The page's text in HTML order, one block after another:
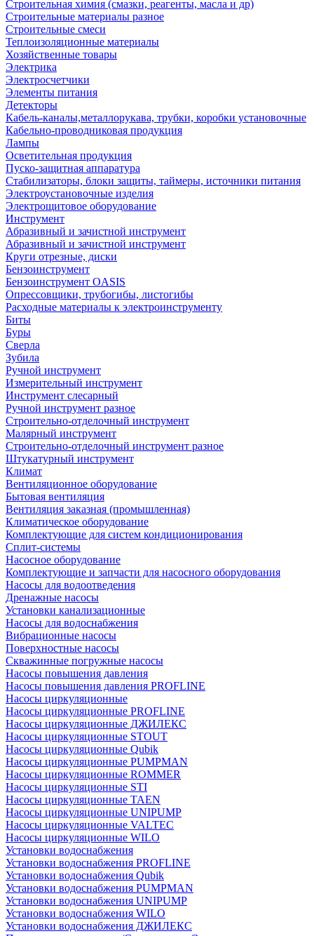
Строительная химия (смазки, реагенты, масла и др)
Строительные материалы разное
Строительные смеси
Теплоизоляционные материалы
Хозяйственные товары
Электрика
Электросчетчики
Элементы питания
Детекторы
Кабель-каналы,металлорукава, трубки, коробки установочные
Кабельно-проводниковая продукция
Лампы
Осветительная продукция
Пуско-защитная аппаратура
Стабилизаторы, блоки защиты, таймеры, источники питания
Электроустановочные изделия
Электрощитовое оборудование
Инструмент
Абразивный и зачистной инструмент
Абразивный и зачистной инструмент
Круги отрезные, диски
Бензоинструмент
Бензоинструмент OASIS
Опрессовщики, трубогибы, листогибы
Расходные материалы к электроинструменту
Биты
Буры
Сверла
Зубила
Ручной инструмент
Измерительный инструмент
Инструмент слесарный
Ручной инструмент разное
Строительно-отделочный инструмент
Малярный инструмент
Строительно-отделочный инструмент разное
Штукатурный инструмент
Климат
Вентиляционное оборудование
Бытовая вентиляция
Вентиляция заказная (промышленная)
Климатическое оборудование
Комплектующие для систем кондиционирования
Сплит-системы
Насосное оборудование
Комплектующие и запчасти для насосного оборудования
Насосы для водоотведения
Дренажные насосы
Установки канализационные
Насосы для водоснабжения
Вибрационные насосы
Поверхностные насосы
Скважинные погружные насосы
Насосы повышения давления
Насосы повышения давления PROFLINE
Насосы циркуляционные
Насосы циркуляционные PROFLINE
Насосы циркуляционные ДЖИЛЕКС
Насосы циркуляционные STOUT
Насосы циркуляционные Qubik
Насосы циркуляционные PUMPMAN
Насосы циркуляционные ROMMER
Насосы циркуляционные STI
Насосы циркуляционные TAEN
Насосы циркуляционные UNIPUMP
Насосы циркуляционные VALTEC
Насосы циркуляционные WILO
Установки водоснабжения
Установки водоснабжения PROFLINE
Установки водоснабжения Qubik
Установки водоснабжения PUMPMAN
Установки водоснабжения UNIPUMP
Установки водоснабжения WILO
Установки водоснабжения ДЖИЛЕКС